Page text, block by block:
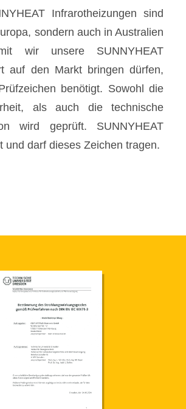
Infrarotheizungen sind
sondern auch in Australien
wir unsere SUNNYHEAT
auf den Markt bringen dürfen,
benötigt. Sowohl die
als auch die technische
wird geprüft. SUNNYHEAT
und darf dieses Zeichen tragen.